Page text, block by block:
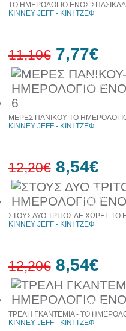
30%
έκπτωση
ΤΟ ΗΜΕΡΟΛΟΓΙΟ ΕΝΟΣ ΣΠΑΣΙΚΛΑ
KINNEY JEFF - ΚΙΝΙ ΤΖΕΦ
11,10€ 7,77€
30%
έκπτωση
web
ΜΕΡΕΣ ΠΑΝΙΚΟΥ-ΤΟ
KINNEY JEFF - ΚΙΝΙ ΤΖΕΦ
12,20€ 8,54€
30%
έκπτωση
web
ΣΤΟΥΣ ΔΥΟ ΤΡΙΤΟΣ ΔΕ ΧΩΡΕΙ-
KINNEY JEFF - ΚΙΝΙ ΤΖΕΦ
12,20€ 8,54€
ΤΡΕΛΗ ΓΚΑΝΤΕΜΙΑ - ΤΟ
KINNEY JEFF - ΚΙΝΙ ΤΖΕΦ